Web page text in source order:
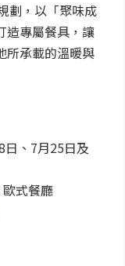
劃，以「聚味成
造專屬餐具，讓
所承載的溫暖與
日、7月25日及
式餐廳